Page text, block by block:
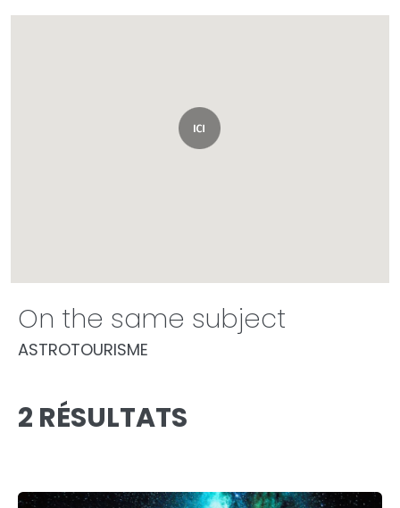
On the same subject
ASTROTOURISME
2 RÉSULTATS